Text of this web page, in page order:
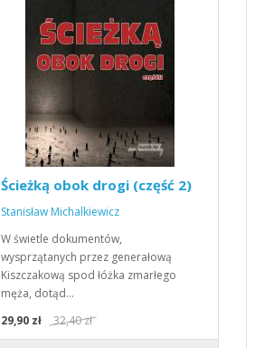
Ścieżką obok drogi (część 2)
Stanisław Michalkiewicz
W świetle dokumentów,
wysprzątanych przez generałową
Kiszczakową spod łóżka zmarłego
męża, dotąd…
29,90 zł
32,40 zł